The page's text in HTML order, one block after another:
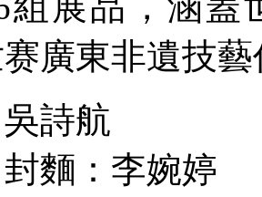
廣東非遺技
詩航
麵：李婉婷